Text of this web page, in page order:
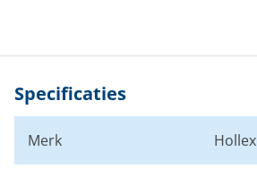
Specificaties
Merk Hollex